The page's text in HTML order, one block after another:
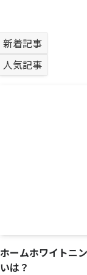
新着記事
人気記事
ホームホワイトニ
いは？